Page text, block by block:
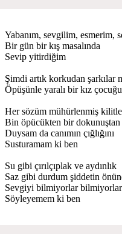
Yabanım, sevgilim, esmerim,
Bir gün bir kış masalında
Sevip yitirdiğim
Şimdi artık korkudan şarkılar
Öpüşünle yaralı bir kız
Her sözüm mühürlenmiş
Bin öpücükten bir dokunuştan
Duysam da canımın çığlığını
Susturamam ki ben
Su gibi çırılçıplak ve aydınlık
Saz gibi durdum şiddetin
Sevgiyi bilmiyorlar bilmiyorlar
Söyleyemem ki ben